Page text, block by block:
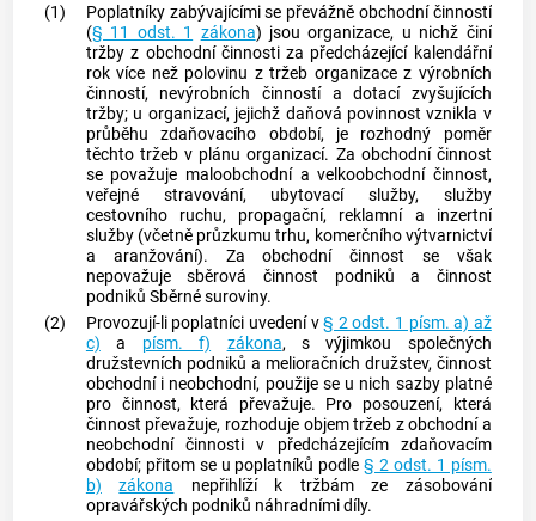
(1)
Poplatníky zabývajícími se převážně obchodní činností
(§ 11 odst. 1 zákona) jsou organizace, u nichž činí
tržby z obchodní činnosti za předcházející kalendářní
rok více než polovinu z tržeb organizace z výrobních
činností, nevýrobních činností a dotací zvyšujících
tržby; u organizací, jejichž daňová povinnost vznikla v
průběhuzdaňovacího období, je rozhodný poměr
těchto tržeb v plánu organizací. Za obchodní činnost
se považuje maloobchodní a velkoobchodní činnost,
veřejné stravování, ubytovací služby, služby
cestovního ruchu, propagační, reklamní a inzertní
služby (včetně průzkumu trhu, komerčního výtvarnictví
a aranžování). Za obchodní činnost se však
nepovažuje sběrová činnost podniků a činnost
podniků Sběrné suroviny.
(2)
Provozují-li poplatníci uvedení v§ 2 odst. 1 písm. a) až
c) a písm. f) zákona, s výjimkou společných
družstevních podniků a melioračních družstev, činnost
obchodní i neobchodní, použije se u nich sazby platné
pro činnost, která převažuje. Pro posouzení, která
činnost převažuje, rozhoduje objem tržeb z obchodní a
neobchodní činnosti v předcházejícím zdaňovacím
období; přitom se u poplatníků podle§ 2 odst. 1 písm.
b)
zákona nepřihlíží k tržbám ze zásobování
opravářských podniků náhradními díly.